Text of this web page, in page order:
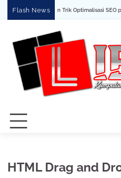
Flash News
Tips dan Trik Optimalisasi SEO pada HTML
HTML Drag and